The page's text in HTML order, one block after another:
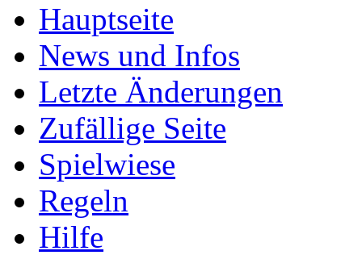
Hauptseite
News und Infos
Letzte Änderungen
Zufällige Seite
Spielwiese
Regeln
Hilfe